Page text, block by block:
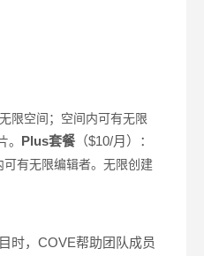
限空间； 空间内可有无限
。 Plus套餐（$10/月）：
可有无限编辑者。 无限创建
时，COVE帮助团队成员